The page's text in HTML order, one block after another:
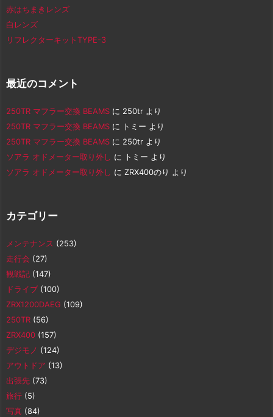
赤はちまきレンズ
白レンズ
リフレクターキットTYPE-3
最近のコメント
250TR マフラー交換 BEAMS に 250tr より
250TR マフラー交換 BEAMS に トミー より
250TR マフラー交換 BEAMS に 250tr より
ソアラ オドメーター取り外し に トミー より
ソアラ オドメーター取り外し に ZRX400のり より
カテゴリー
メンテナンス (253)
走行会 (27)
観戦記 (147)
ドライブ (100)
ZRX1200DAEG (109)
250TR (56)
ZRX400 (157)
デジモノ (124)
アウトドア (13)
出張先 (73)
旅行 (5)
写真 (84)